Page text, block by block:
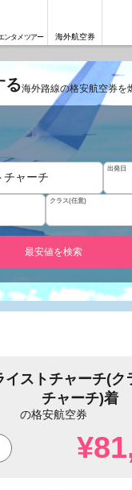
ンタメツアー 海外航空券
る海外路線の格安航空券を
チャーチ
出発日
クラス(任意)
最安値を検索
イストチャーチ(ク
チャーチ)着